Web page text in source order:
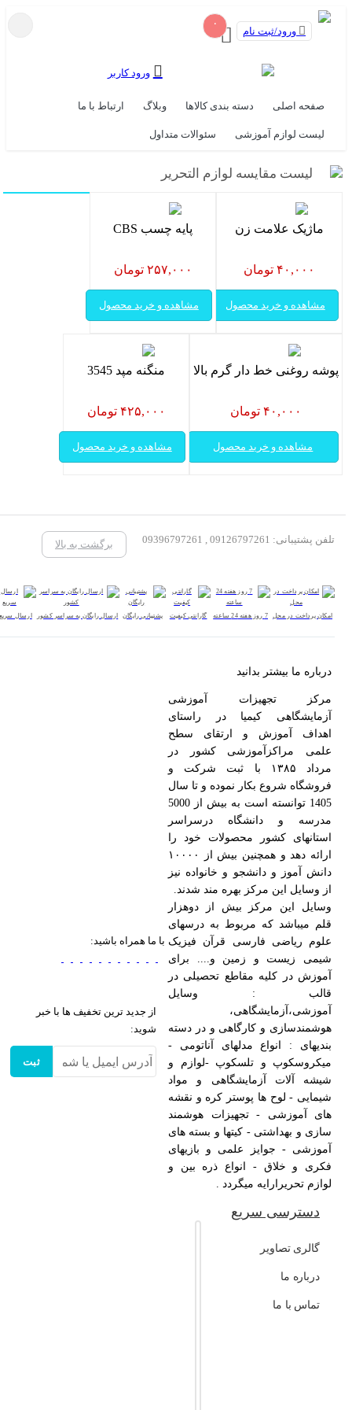
۰
ورود/ثبت نام
ورود کاربر
صفحه اصلی دسته بندی کالاها وبلاگ ارتباط با ما
لیست لوازم آموزشی سئوالات متداول
لیست مقایسه لوازم التحریر
ماژیک علامت زن
۴۰,۰۰۰ تومان
مشاهده و خرید محصول
پایه چسب CBS
۲۵۷,۰۰۰ تومان
مشاهده و خرید محصول
پوشه روغنی خط دار گرم بالا
۴۰,۰۰۰ تومان
مشاهده و خرید محصول
منگنه مپد 3545
۴۲۵,۰۰۰ تومان
مشاهده و خرید محصول
تلفن پشتیبانی: 09126797261 , 09396797261 برگشت به بالا
امکان پرداخت در محل 7 روز هفته 24 ساعته گارانتی کیفیت پشتیبانی رایگان ارسال رایگان به سراسر کشور ارسال سریع
درباره ما بیشتر بدانید
مرکز تجهیزات آموزشی
آزمایشگاهی کیمیا در راستای
اهداف آموزش و ارتقای سطح
علمی مراکزآموزشی کشور در
مرداد ۱۳۸۵ با ثبت شرکت و
فروشگاه شروع بکار نموده و تا سال
1405 توانسته است به بیش از 5000
مدرسه و دانشگاه درسراسر
استانهای کشور محصولات خود را
ارائه دهد و همچنین بیش از ۱۰۰۰۰
دانش آموز و دانشجو و خانواده نیز
از وسایل این مرکز بهره مند شدند.
وسایل این مرکز بیش از دوهزار
قلم میباشد که مربوط به درسهای
علوم ریاضی فارسی قرآن فیزیک
شیمی زیست و زمین و.... برای
آموزش در کلیه مقاطع تحصیلی در
قالب : وسایل
آموزشی،آزمایشگاهی،
هوشمندسازی و کارگاهی و در دسته
بندیهای : انواع مدلهای آناتومی -
میکروسکوپ و تلسکوپ -لوازم و
شیشه آلات آزمایشگاهی و مواد
شیمایی - لوح ها پوستر کره و نقشه
های آموزشی - تجهیزات هوشمند
سازی و بهداشتی - کیتها و بسته های
آموزشی - جوایز علمی و بازیهای
فکری و خلاق - انواع ذره بین و
لوازم تحریرارایه میگردد .
دسترسی سریع
گالری تصاویر
درباره ما
تماس با ما
با ما همراه باشید:
از جدید ترین تخفیف ها با خبر
شوید:
ثبت